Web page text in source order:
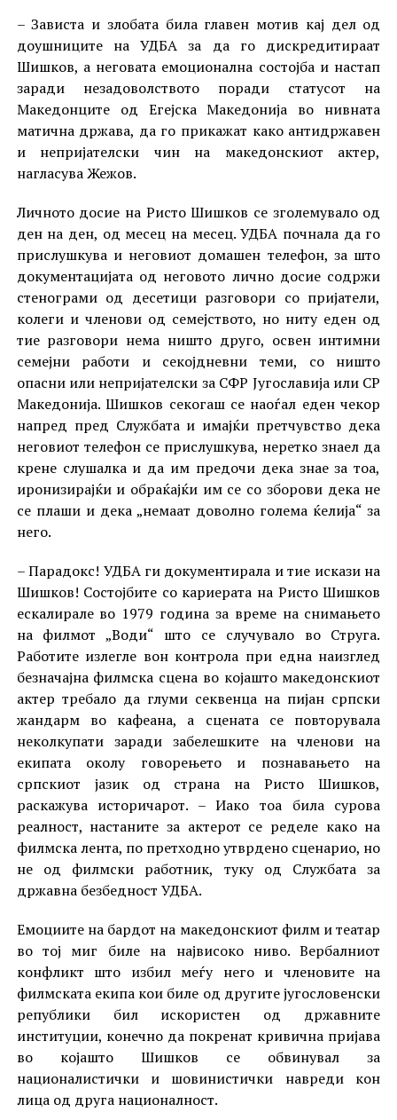
– Зависта и злобата била главен мотив кај дел од
доушниците на УДБА за да го дискредитираат
Шишков, а неговата емоционална состојба и настап
заради незадоволството поради статусот на
Македонците од Егејска Македонија во нивната
матична држава, да го прикажат како антидржавен
и непријателски чин на македонскиот актер,
нагласува Жежов.
Личното досие на Ристо Шишков се зголемувало од
ден на ден, од месец на месец. УДБА почнала да го
прислушкува и неговиот домашен телефон, за што
документацијата од неговото лично досие содржи
стенограми од десетици разговори со пријатели,
колеги и членови од семејството, но ниту еден од
тие разговори нема ништо друго, освен интимни
семејни работи и секојдневни теми, со ништо
опасни или непријателски за СФР Југославија или СР
Македонија. Шишков секогаш се наоѓал еден чекор
напред пред Службата и имајќи претчувство дека
неговиот телефон се прислушкува, неретко знаел да
крене слушалка и да им предочи дека знае за тоа,
иронизирајќи и обраќајќи им се со зборови дека не
се плаши и дека „немаат доволно голема ќелија“ за
него.
– Парадокс! УДБА ги документирала и тие искази на
Шишков! Состојбите со кариерата на Ристо Шишков
ескалирале во 1979 година за време на снимањето
на филмот „Води“ што се случувало во Струга.
Работите излегле вон контрола при една наизглед
безначајна филмска сцена во којашто македонскиот
актер требало да глуми секвенца на пијан српски
жандарм во кафеана, а сцената се повторувала
неколкупати заради забелешките на членови на
екипата околу говорењето и познавањето на
српскиот јазик од страна на Ристо Шишков,
раскажува историчарот. – Иако тоа била сурова
реалност, настаните за актерот се ределе како на
филмска лента, по претходно утврдено сценарио, но
не од филмски работник, туку од Службата за
државна безбедност УДБА.
Емоциите на бардот на македонскиот филм и театар
во тој миг биле на највисоко ниво. Вербалниот
конфликт што избил меѓу него и членовите на
филмската екипа кои биле од другите југословенски
републики бил искористен од државните
институции, конечно да покренат кривична пријава
во којашто Шишков се обвинувал за
националистички и шовинистички навреди кон
лица од друга националност.